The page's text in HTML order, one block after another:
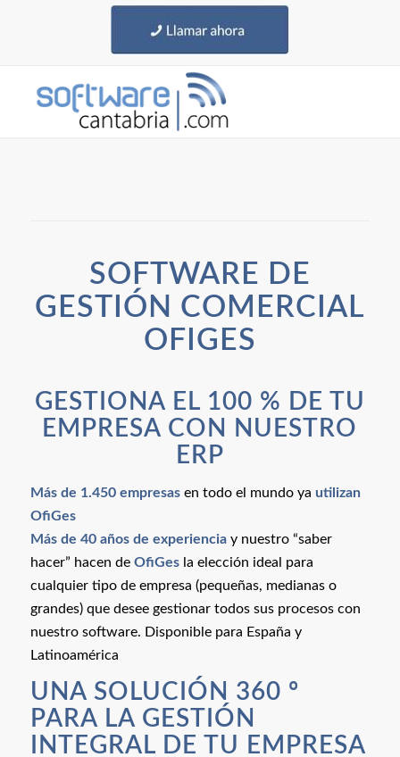
SOFTWARE DE
GESTIÓN COMERCIAL
OFIGES
GESTIONA EL 100 % DE TU
EMPRESA CON NUESTRO
ERP
Más de 1.450 empresasen todo el mundo ya utilizan
OfiGes
Más de 40 años de experienciay nuestro “saber
hacer” hacen de OfiGesla elección ideal para
cualquier tipo de empresa (pequeñas, medianas o
grandes) que desee gestionar todos sus procesos con
nuestro software. Disponible para España y
Latinoamérica
UNA SOLUCIÓN 360 º
PARA LA GESTIÓN
INTEGRAL DE TU EMPRESA